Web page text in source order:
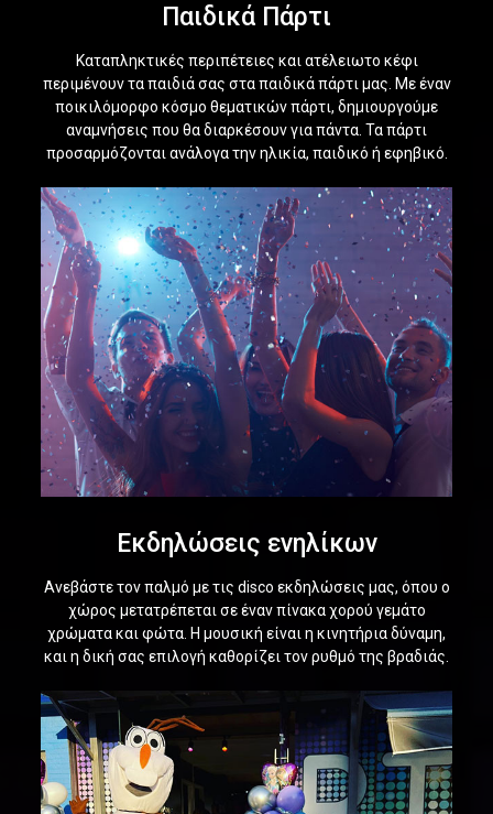
Παιδικά Πάρτι
Καταπληκτικές περιπέτειες και ατέλειωτο κέφι
περιμένουν τα παιδιά σας στα παιδικά πάρτι μας. Με έναν
ποικιλόμορφο κόσμο θεματικών πάρτι, δημιουργούμε
αναμνήσεις που θα διαρκέσουν για πάντα. Τα πάρτι
προσαρμόζονται ανάλογα την ηλικία, παιδικό ή εφηβικό.
Εκδηλώσεις ενηλίκων
Ανεβάστε τον παλμό με τις disco εκδηλώσεις μας, όπου ο
χώρος μετατρέπεται σε έναν πίνακα χορού γεμάτο
χρώματα και φώτα. Η μουσική είναι η κινητήρια δύναμη,
και η δική σας επιλογή καθορίζει τον ρυθμό της βραδιάς.